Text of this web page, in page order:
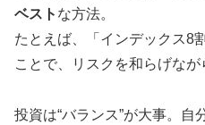
ベスト な方法。
たとえば、「インデックス8
ことで、リスクを和らげなが
投資は“バランス”が大事。自